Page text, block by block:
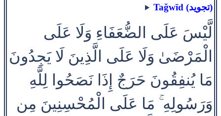
Taǧwīd (تجويد)
لَّيْسَ عَلَى الضُّعَفَاءِ وَلَا عَلَى
الْمَرْضَىٰ وَلَا عَلَى الَّذِينَ لَا يَجِدُونَ
مَا يُنفِقُونَ حَرَجٌ إِذَا نَصَحُوا لِلَّهِ
وَرَسُولِهِ ۚ مَا عَلَى الْمُحْسِنِينَ مِن